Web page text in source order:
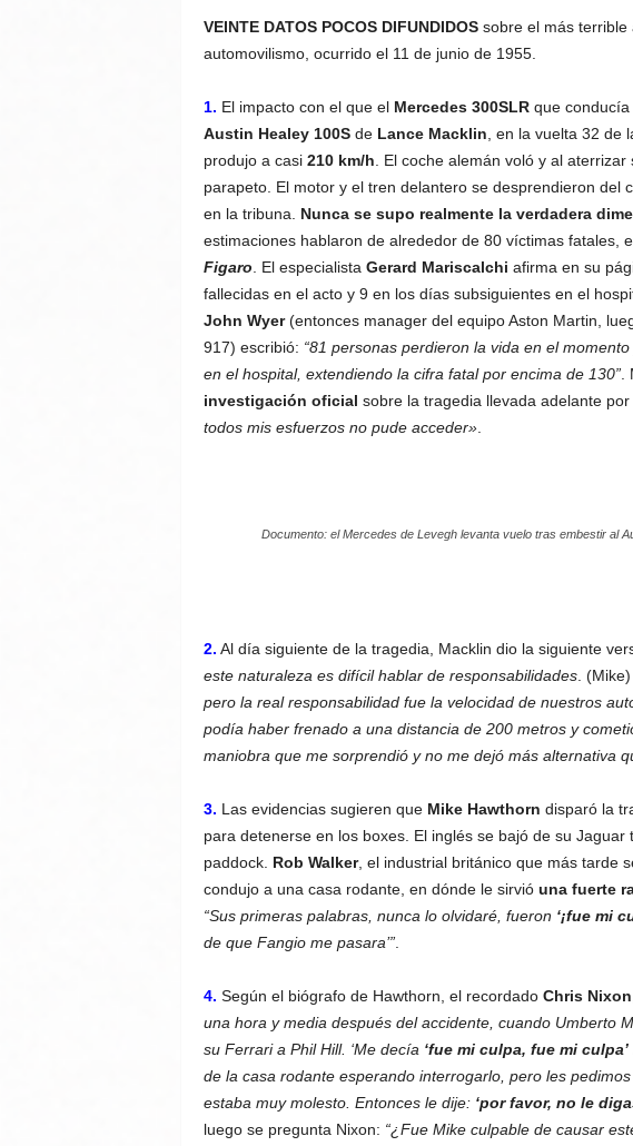
VEINTE DATOS POCOS DIFUNDIDOSsobre el más terrible
automovilismo, ocurrido el 11 de junio de 1955.
1. El impacto con el que el Mercedes 300SLRque conducía
Austin Healey 100Sde Lance Macklin , en la vuelta 32
produjo a casi 210 km/h . El coche alemán voló y al
parapeto. El motor y el tren delantero se desprendieron del
en la tribuna. Nunca se supo realmente la verdadera
estimaciones hablaron de alrededor de 80 víctimas fatales,
Figaro . El especialista Gerard Mariscalchi afirma en su
fallecidas en el acto y 9 en los días subsiguientes en el
John Wyer(entonces manager del equipo Aston Martin,
917) escribió: “81 personas perdieron la vida en el
en el hospital, extendiendo la cifra fatal por encima de 130”.
investigación oficial sobre la tragedia llevada adelante
todos mis esfuerzos no pude acceder».
Documento: el Mercedes de Levegh levanta vuelo tras embestir al
2. Al día siguiente de la tragedia, Macklin dio la siguiente
este naturaleza es difícil hablar de responsabilidades. (Mike)
pero la real responsabilidad fue la velocidad de nuestros
podía haber frenado a una distancia de 200 metros y
maniobra que me sorprendió y no me dejó más alternativa
3. Las evidencias sugieren queMike Hawthorn disparó la
para detenerse en los boxes. El inglés se bajó de su
paddock. Rob Walker, el industrial británico que más tarde
condujo a una casa rodante, en dónde le sirvió una fuerte
“Sus primeras palabras, nunca lo olvidaré, fueron ‘¡fue mi
de que Fangio me pasara’”.
4. Según el biógrafo de Hawthorn, el recordado Chris Nixon
una hora y media después del accidente, cuando Umberto
su Ferrari a Phil Hill. ‘Me decía ‘fue mi culpa, fue mi culpa’
de la casa rodante esperando interrogarlo, pero les
estaba muy molesto. Entonces le dije: ‘por favor, no le
luego se pregunta Nixon: “¿Fue Mike culpable de causar